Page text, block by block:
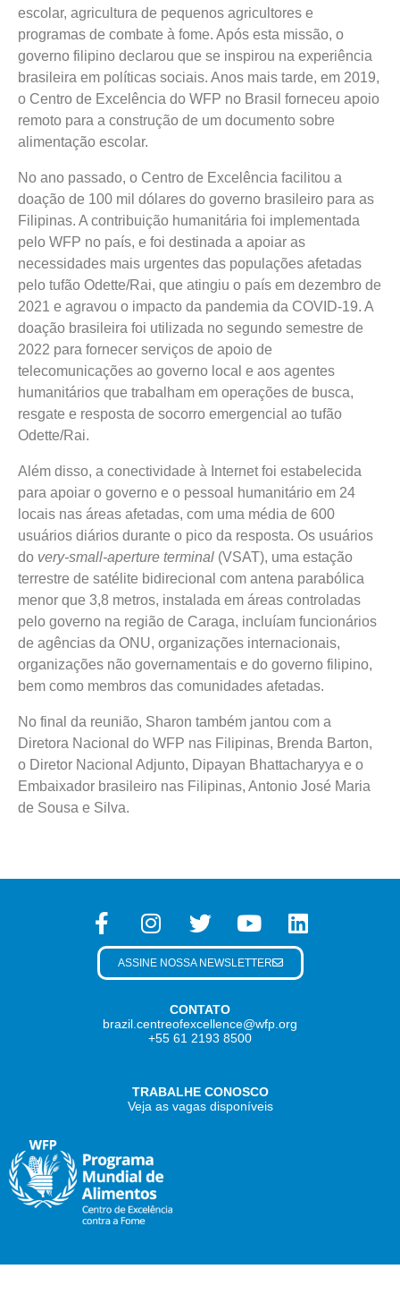
escolar, agricultura de pequenos agricultores e
programas de combate à fome. Após esta missão, o
governo filipino declarou que se inspirou na experiência
brasileira em políticas sociais. Anos mais tarde, em 2019,
o Centro de Excelência do WFP no Brasil forneceu apoio
remoto para a construção de um documento sobre
alimentação escolar.
No ano passado, o Centro de Excelência facilitou a
doação de 100 mil dólares do governo brasileiro para as
Filipinas. A contribuição humanitária foi implementada
pelo WFP no país, e foi destinada a apoiar as
necessidades mais urgentes das populações afetadas
pelo tufão Odette/Rai, que atingiu o país em dezembro de
2021 e agravou o impacto da pandemia da COVID-19. A
doação brasileira foi utilizada no segundo semestre de
2022 para fornecer serviços de apoio de
telecomunicações ao governo local e aos agentes
humanitários que trabalham em operações de busca,
resgate e resposta de socorro emergencial ao tufão
Odette/Rai.
Além disso, a conectividade à Internet foi estabelecida
para apoiar o governo e o pessoal humanitário em 24
locais nas áreas afetadas, com uma média de 600
usuários diários durante o pico da resposta. Os usuários
do very-small-aperture terminal (VSAT), uma estação
terrestre de satélite bidirecional com antena parabólica
menor que 3,8 metros, instalada em áreas controladas
pelo governo na região de Caraga, incluíam funcionários
de agências da ONU, organizações internacionais,
organizações não governamentais e do governo filipino,
bem como membros das comunidades afetadas.
No final da reunião, Sharon também jantou com a
Diretora Nacional do WFP nas Filipinas, Brenda Barton,
o Diretor Nacional Adjunto, Dipayan Bhattacharyya e o
Embaixador brasileiro nas Filipinas, Antonio José Maria
de Sousa e Silva.
CONTATO
brazil.centreofexcellence@wfp.org
+55 61 2193 8500
TRABALHE CONOSCO
Veja as vagas disponíveis
ASSINE NOSSA NEWSLETTER